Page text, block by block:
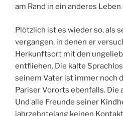
am Rand in ein anderes Leben
Plötzlich ist es wieder so, als
vergangen, in denen er
Herkunftsort mit den
entfliehen. Die kalte
seinem Vater ist immer noch
Pariser Vororts ebenfalls. Die
Und alle Freunde seiner
jahrzehntelang keinen